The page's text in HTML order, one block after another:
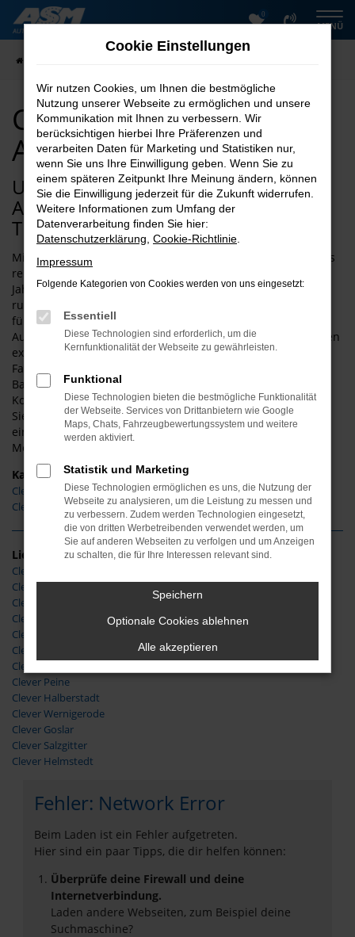
Zum
Hauptinhalt
0
MENÜ
Clever kaufen bei ASM
Automobile
Unterwegs zum neuen Clever – der
ASM Autoservice Meißner setzt auf
Tradition
Mit einem Fahrzeug von Clever setzen Sie auf einen überaus
renommierten Hersteller. Die Tradition lässt sich über viele
Jahrzehnte zurückverfolgen und immer wieder werden
rundum überzeugende Modelle präsentiert. Wenn Sie sich
für einen Clever entscheiden, stehen wir Ihnen beim ASM
Autoservice Meißner beratend zur Seite. Unser Unternehmen
existiert seit 1997 und ist ausgewiesener Spezialist für die
Fahrzeuge von Clever. Nutzen Sie die außergewöhnliche
Bandbreite, die vom Kleinst- und Kleinwagen über die
Kompakt- und Mittelklasse bis hin zu SUV reicht. Profitieren
Sie zudem von einer durch und durch fairen Beratung und
einer späteren Betreuung durch eine zertifizierte
Meisterwerkstatt. Lernen Sie uns kennen.
Kategorie
Clever Neuwagen
Clever Gebrauchtwagen
Lieferservice
Clever Frankfurt am Main
Clever Dresden
Clever Kassel
Clever Wolfsburg
Clever Harzkreis
Clever Hildesheim
Clever Wolfenbüttel
Clever Peine
Clever Halberstadt
Clever Wernigerode
Clever Goslar
Clever Salzgitter
Clever Helmstedt
Fehler: Network Error
Beim Laden ist ein Fehler aufgetreten.
Hier sind ein paar Tipps, die dir helfen können:
Überprüfe deine Firewall und deine
Internetverbindung.
Laden andere Webseiten, zum Beispiel deine
Suchmaschine?
Cookie Einstellungen
Wir nutzen Cookies, um Ihnen die bestmögliche
Nutzung unserer Webseite zu ermöglichen und unsere
Kommunikation mit Ihnen zu verbessern. Wir
berücksichtigen hierbei Ihre Präferenzen und
verarbeiten Daten für Marketing und Statistiken nur,
wenn Sie uns Ihre Einwilligung geben. Wenn Sie zu
einem späteren Zeitpunkt Ihre Meinung ändern, können
Sie die Einwilligung jederzeit für die Zukunft widerrufen.
Weitere Informationen zum Umfang der
Datenverarbeitung finden Sie hier:
Datenschutzerklärung Cookie-Richtlinie
Impressum
Folgende Kategorien von Cookies werden von uns eingesetzt:
Essentiell
Diese Technologien sind erforderlich, um die
Kernfunktionalität der Webseite zu gewährleisten.
Funktional
Diese Technologien bieten die bestmögliche Funktionalität
der Webseite. Services von Drittanbietern wie Google
Maps, Chats, Fahrzeugbewertungssystem und weitere
werden aktiviert.
Statistik und Marketing
Diese Technologien ermöglichen es uns, die Nutzung der
Webseite zu analysieren, um die Leistung zu messen und
zu verbessern. Zudem werden Technologien eingesetzt,
die von dritten Werbetreibenden verwendet werden, um
Sie auf anderen Webseiten zu verfolgen und um Anzeigen
zu schalten, die für Ihre Interessen relevant sind.
Speichern
Optionale Cookies ablehnen
Alle akzeptieren